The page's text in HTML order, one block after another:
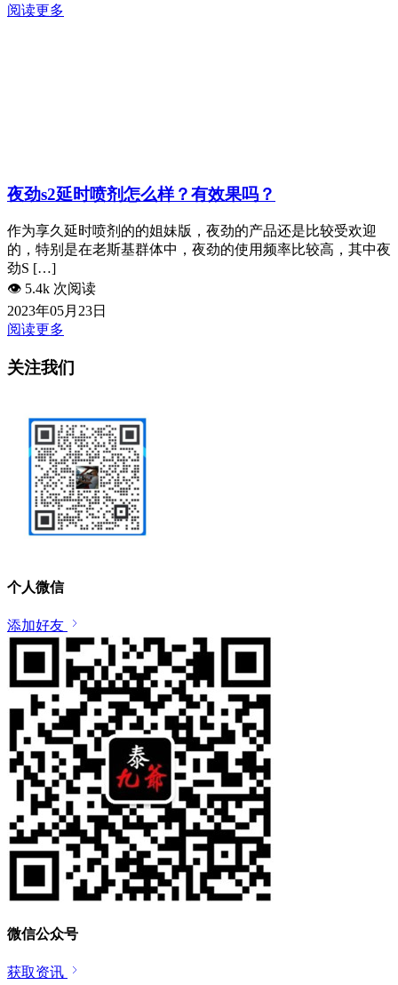
阅读更多
夜劲s2延时喷剂怎么样？有效果吗？
作为享久延时喷剂的的姐妹版，夜劲的产品还是比较受欢迎
的，特别是在老斯基群体中，夜劲的使用频率比较高，其中夜
劲S […]
👁️ 5.4k 次阅读
2023年05月23日
阅读更多
关注我们
个人微信
添加好友
微信公众号
获取资讯